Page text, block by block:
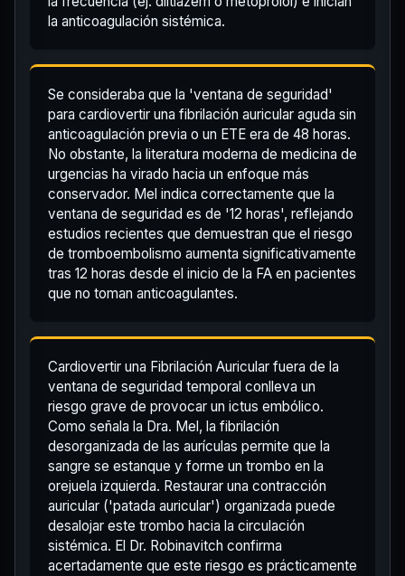
la anticoagulación sistémica.
Se consideraba que la 'ventana de seguridad'
para cardiovertir una fibrilación auricular aguda sin
anticoagulación previa o un ETE era de 48 horas.
No obstante, la literatura moderna de medicina de
urgencias ha virado hacia un enfoque más
conservador. Mel indica correctamente que la
ventana de seguridad es de '12 horas', reflejando
estudios recientes que demuestran que el riesgo
de tromboembolismo aumenta significativamente
tras 12 horas desde el inicio de la FA en pacientes
que no toman anticoagulantes.
Cardiovertir una Fibrilación Auricular fuera de la
ventana de seguridad temporal conlleva un
riesgo grave de provocar un ictus embólico.
Como señala la Dra. Mel, la fibrilación
desorganizada de las aurículas permite que la
sangre se estanque y forme un trombo en la
orejuela izquierda. Restaurar una contracción
auricular ('patada auricular') organizada puede
desalojar este trombo hacia la circulación
sistémica. El Dr. Robinavitch confirma
acertadamente que este riesgo es prácticamente